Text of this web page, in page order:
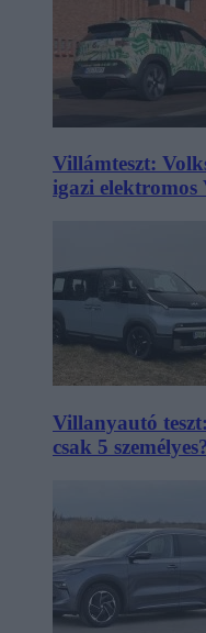
Villámteszt:
igazi elektromos
Villanyautó
csak 5 személyes?